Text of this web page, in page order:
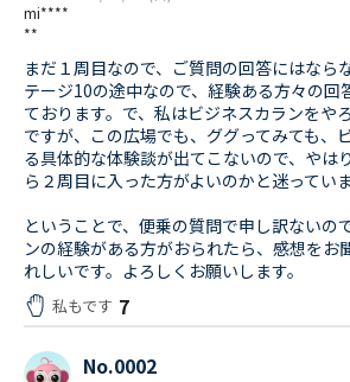
mi****
**
まだ１周目なので、ご質問の回答にはなら
テージ10の途中なので、経験ある方々の回
ております。で、私はビジネスカランをや
ですが、この広場でも、ググってみても、
る具体的な体験談が出てこないので、やは
ら２周目に入った方がよいのかと迷っていま
ということで、便乗の質問で申し訳ないの
ンの経験がある方がおられたら、感想をお
れしいです。よろしくお願いします。
私もです 7
No.0002